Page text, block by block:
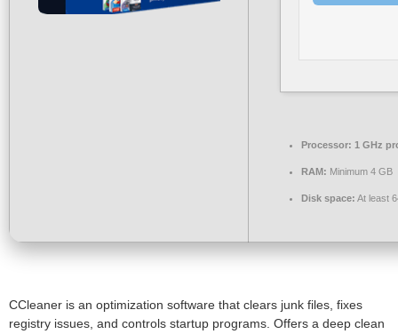
Processor: 1 GHz
RAM: Minimum 4 GB
Disk space: At least
CCleaner is an optimization software that clears junk files, fixes
registry issues, and controls startup programs. Offers a deep clean